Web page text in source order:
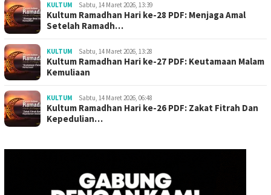
KULTUM Sabtu, 14 Maret 2026, 13:39
Kultum Ramadhan Hari ke-28 PDF: Menjaga Amal
Setelah Ramadh…
KULTUM Sabtu, 14 Maret 2026, 13:28
Kultum Ramadhan Hari ke-27 PDF: Keutamaan Malam
Kemuliaan
KULTUM Sabtu, 14 Maret 2026, 06:48
Kultum Ramadhan Hari ke-26 PDF: Zakat Fitrah Dan
Kepedulian…